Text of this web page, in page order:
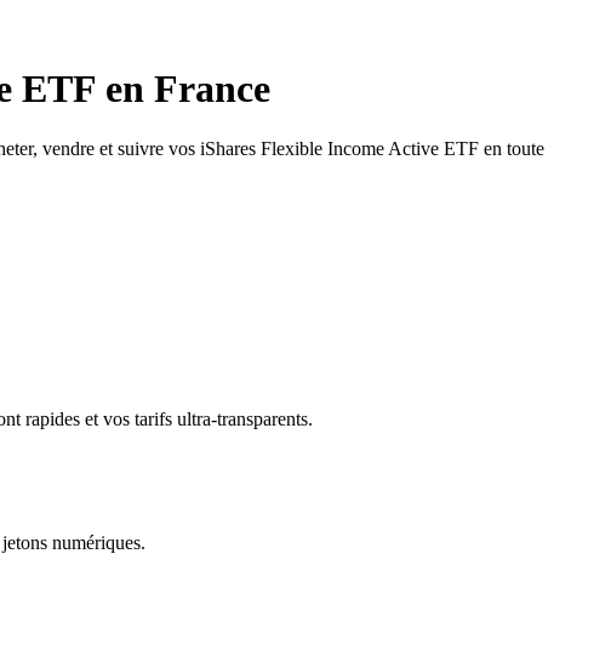
ETF en France
vendre et suivre vos iShares Flexible Income Active ETF en toute
rapides et vos tarifs ultra-transparents.
numériques.